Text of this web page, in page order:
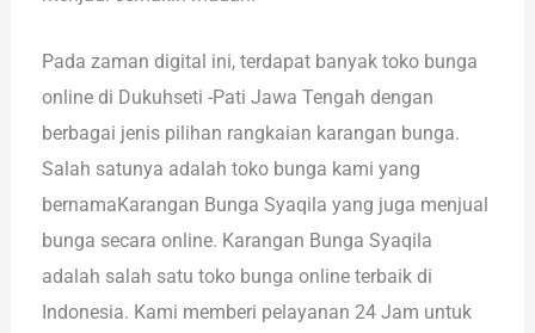
Pada zaman digital ini, terdapat banyak toko bunga
online di Dukuhseti -Pati Jawa Tengah dengan
berbagai jenis pilihan rangkaian karangan bunga.
Salah satunya adalah toko bunga kami yang
bernamaKarangan Bunga Syaqila yang juga menjual
bunga secara online. Karangan Bunga Syaqila
adalah salah satu toko bunga online terbaik di
Indonesia. Kami memberi pelayanan 24 Jam untuk